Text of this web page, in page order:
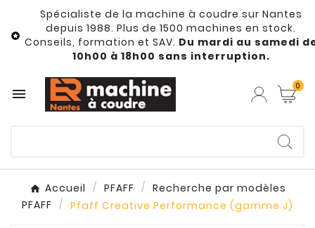

Spécialiste de la machine à coudre sur Nantes
depuis 1988. Plus de 1500 machines en stock.
Conseils, formation et SAV. Du mardi au samedi
10h00 à 18h00 sans interruption.
 0
Accueil PFAFF
Recherche par modèles
PFAFF
Pfaff Creative Performance (gamme J)